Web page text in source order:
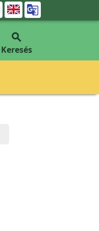


Keresés